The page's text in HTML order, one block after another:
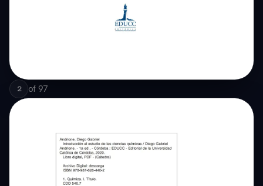
2 of 97